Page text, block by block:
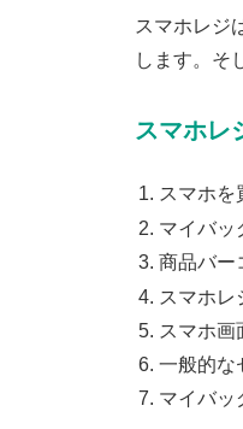
スマホレジ
します。そ
スマホレ
スマホを
マイバッ
商品バー
スマホレ
スマホ画
一般的な
マイバッ